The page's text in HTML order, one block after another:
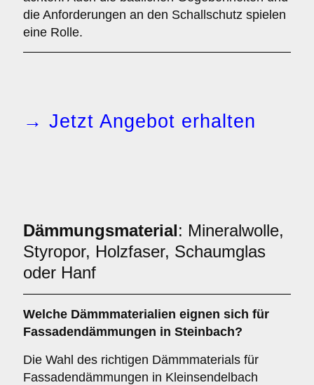
die Anforderungen an den Schallschutz spielen
eine Rolle.
→ Jetzt Angebot erhalten
Dämmungsmaterial: Mineralwolle,
Styropor, Holzfaser, Schaumglas
oder Hanf
Welche Dämmmaterialien eignen sich für
Fassadendämmungen in Steinbach?
Die Wahl des richtigen Dämmmaterials für
Fassadendämmungen in Kleinsendelbach